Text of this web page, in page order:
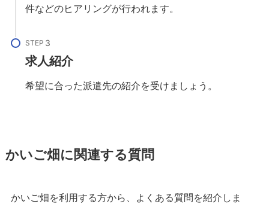
件などのヒアリングが行われます。
STEP
求人紹介
希望に合った派遣先の紹介を受けましょう。
かいご畑に関連する質問
かいご畑を利用する方から、よくある質問を紹介しま